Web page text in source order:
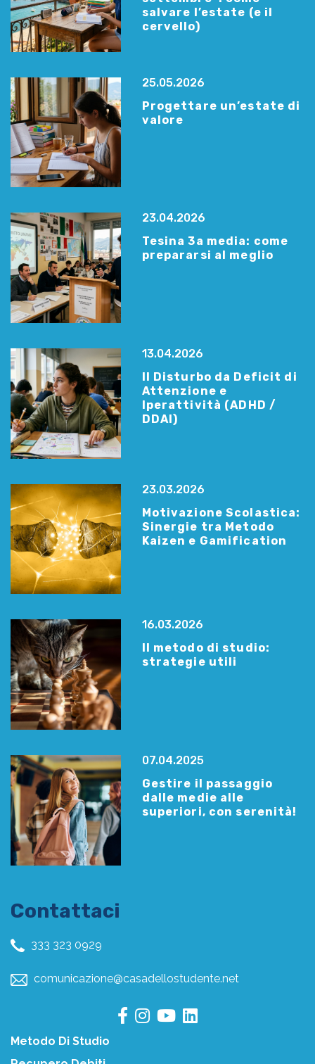
salvare l’estate (e il
cervello)
25.05.2026
Progettare un’estate di
valore
23.04.2026
Tesina 3a media: come
prepararsi al meglio
13.04.2026
Il Disturbo da Deficit di
Attenzione e
Iperattività (ADHD /
DDAI)
23.03.2026
Motivazione Scolastica:
Sinergie tra Metodo
Kaizen e Gamification
16.03.2026
Il metodo di studio:
strategie utili
07.04.2025
Gestire il passaggio
dalle medie alle
superiori, con serenità!
Contattaci
333 323 0929
comunicazione@casadellostudente.net
Metodo Di Studio